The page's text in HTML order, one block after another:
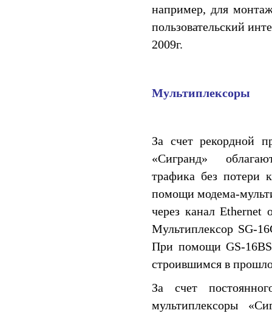
например, для
пользовательский
2009г.
Мультиплексоры
За счет рекордной
«Сигранд»
трафика без потери
помощи модема-
через канал Ethernet
Мультиплексор SG-
При помощи GS-
строившимся в
За счет
мультиплексоры